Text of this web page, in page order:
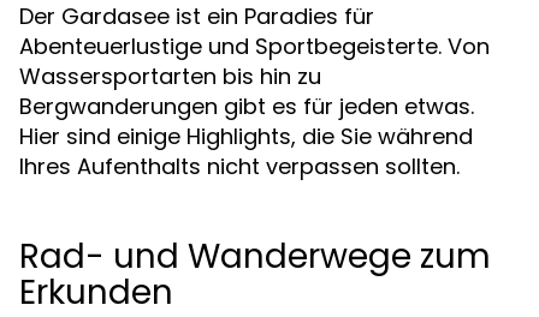
Der Gardasee ist ein Paradies für
Abenteuerlustige und Sportbegeisterte. Von
Wassersportarten bis hin zu
Bergwanderungen gibt es für jeden etwas.
Hier sind einige Highlights, die Sie während
Ihres Aufenthalts nicht verpassen sollten.
Rad- und Wanderwege zum
Erkunden